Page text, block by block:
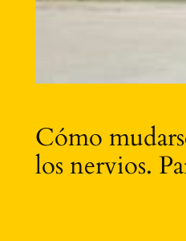
Cómo
los nervios.